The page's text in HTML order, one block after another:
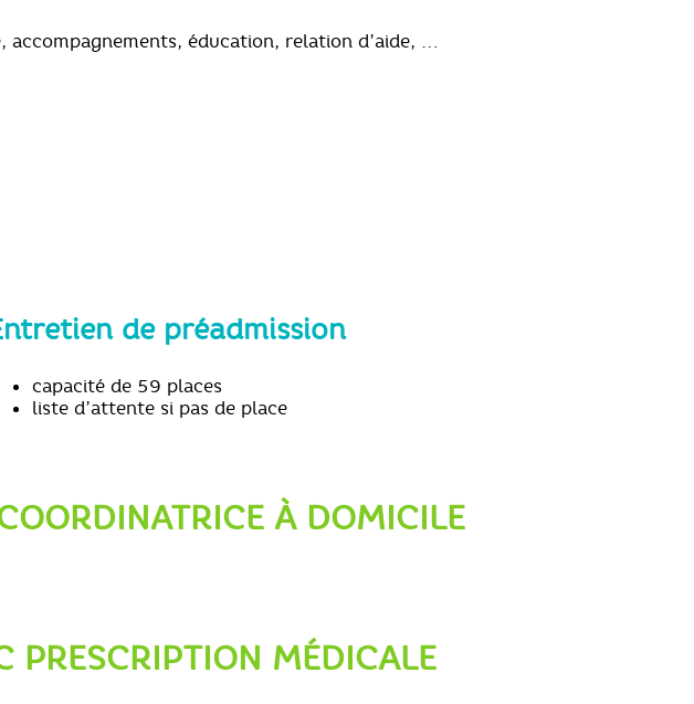
accompagnements, éducation, relation d’aide, …
de préadmission
capacité de 59 places
liste d’attente si pas de place
À DOMICILE
PRESCRIPTION MÉDICALE